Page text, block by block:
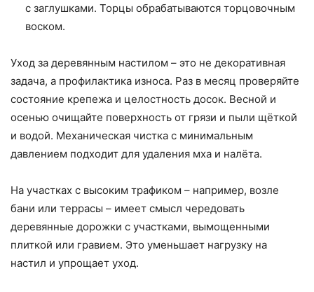
с заглушками. Торцы обрабатываются торцовочным
воском.
Уход за деревянным настилом – это не декоративная
задача, а профилактика износа. Раз в месяц проверяйте
состояние крепежа и целостность досок. Весной и
осенью очищайте поверхность от грязи и пыли щёткой
и водой. Механическая чистка с минимальным
давлением подходит для удаления мха и налёта.
На участках с высоким трафиком – например, возле
бани или террасы – имеет смысл чередовать
деревянные дорожки с участками, вымощенными
плиткой или гравием. Это уменьшает нагрузку на
настил и упрощает уход.